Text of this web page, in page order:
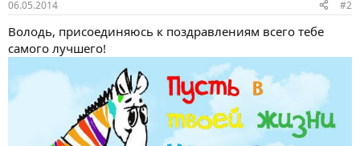
06.05.2014 #2
Володь, присоединяюсь к поздравлениям всего тебе
самого лучшего!